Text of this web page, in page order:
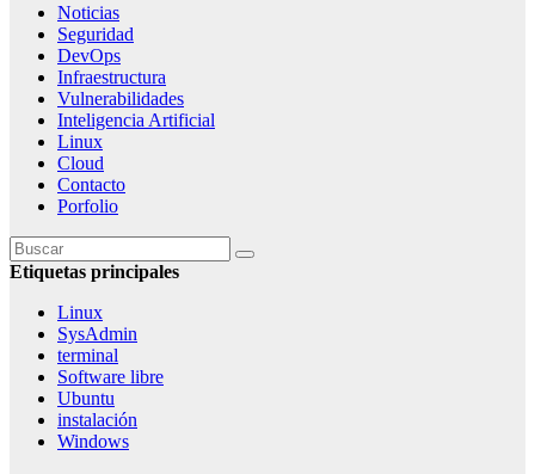
Noticias
Seguridad
DevOps
Infraestructura
Vulnerabilidades
Inteligencia Artificial
Linux
Cloud
Contacto
Porfolio
Etiquetas principales
Linux
SysAdmin
terminal
Software libre
Ubuntu
instalación
Windows